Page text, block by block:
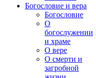
Богословие и вера
Богословие
О
богослужении
и храме
О вере
О смерти и
загробной